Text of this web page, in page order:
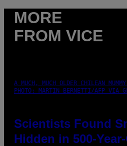
MORE
FROM VICE
A MUCH, MUCH OLDER CHILEAN
PHOTO: MARTIN BERNETTI/AFP VIA
Scientists Found
Hidden in 500-